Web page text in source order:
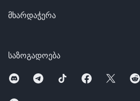
საზოგადოება
მხარდაჭერა